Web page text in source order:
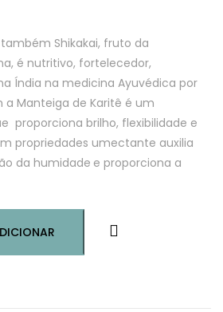
Shikakai, fruto da
é nutritivo, fortelecedor,
Índia na medicina Ayuvédica por
a Manteiga de Karitê é um
proporciona brilho, flexibilidade e
propriedades umectante auxilia
da humidade e proporciona a